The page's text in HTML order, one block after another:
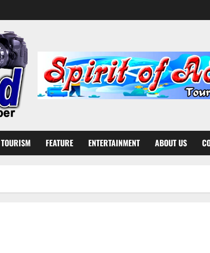
TOURISM FEATURE ENTERTAINMENT ABOUT US